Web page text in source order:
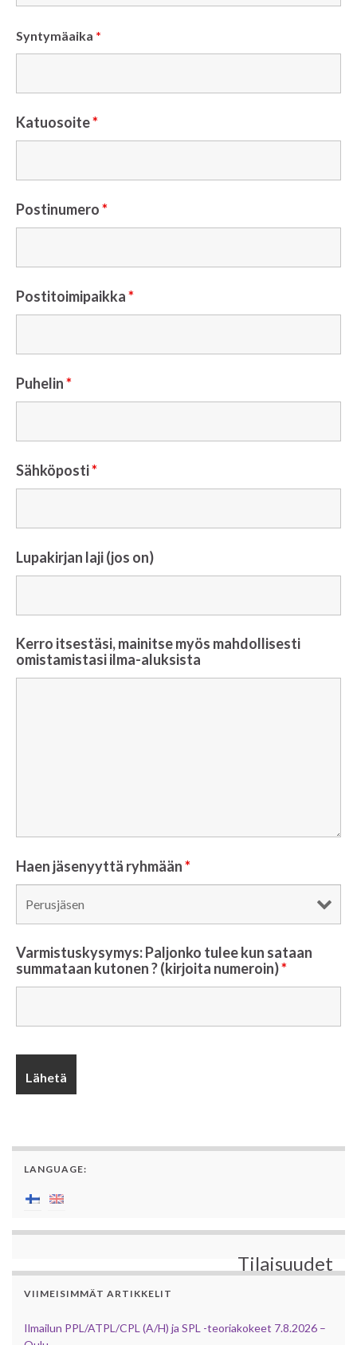
Syntymäaika *
Katuosoite*
Postinumero*
Postitoimipaikka*
Puhelin*
Sähköposti*
Lupakirjan laji (jos on)
Kerro itsestäsi, mainitse myös mahdollisesti
omistamistasi ilma-aluksista
Haen jäsenyyttä ryhmään*
Varmistuskysymys: Paljonko tulee kun sataan
summataan kutonen ? (kirjoita numeroin)*
LANGUAGE:
Tilaisuudet
VIIMEISIMMÄT ARTIKKELIT
Ilmailun PPL/ATPL/CPL (A/H) ja SPL -teoriakokeet 7.8.2026 –